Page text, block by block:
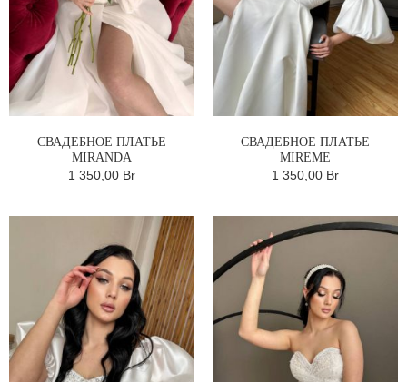
СВАДЕБНОЕ ПЛАТЬЕ
MIRANDA
1 350,00 Br
СВАДЕБНОЕ ПЛАТЬЕ
MIREME
1 350,00 Br